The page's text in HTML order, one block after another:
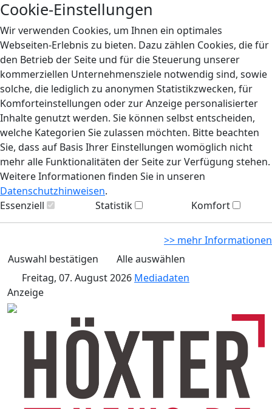
Cookie-Einstellungen
Wir verwenden Cookies, um Ihnen ein optimales
Webseiten-Erlebnis zu bieten. Dazu zählen Cookies, die für
den Betrieb der Seite und für die Steuerung unserer
kommerziellen Unternehmensziele notwendig sind, sowie
solche, die lediglich zu anonymen Statistikzwecken, für
Komforteinstellungen oder zur Anzeige personalisierter
Inhalte genutzt werden. Sie können selbst entscheiden,
welche Kategorien Sie zulassen möchten. Bitte beachten
Sie, dass auf Basis Ihrer Einstellungen womöglich nicht
mehr alle Funktionalitäten der Seite zur Verfügung stehen.
Weitere Informationen finden Sie in unseren
Datenschutzhinweisen.
Essenziell
Statistik Komfort
>> mehr Informationen
Auswahl bestätigen
Alle auswählen
Freitag, 07. August 2026 Mediadaten
Anzeige